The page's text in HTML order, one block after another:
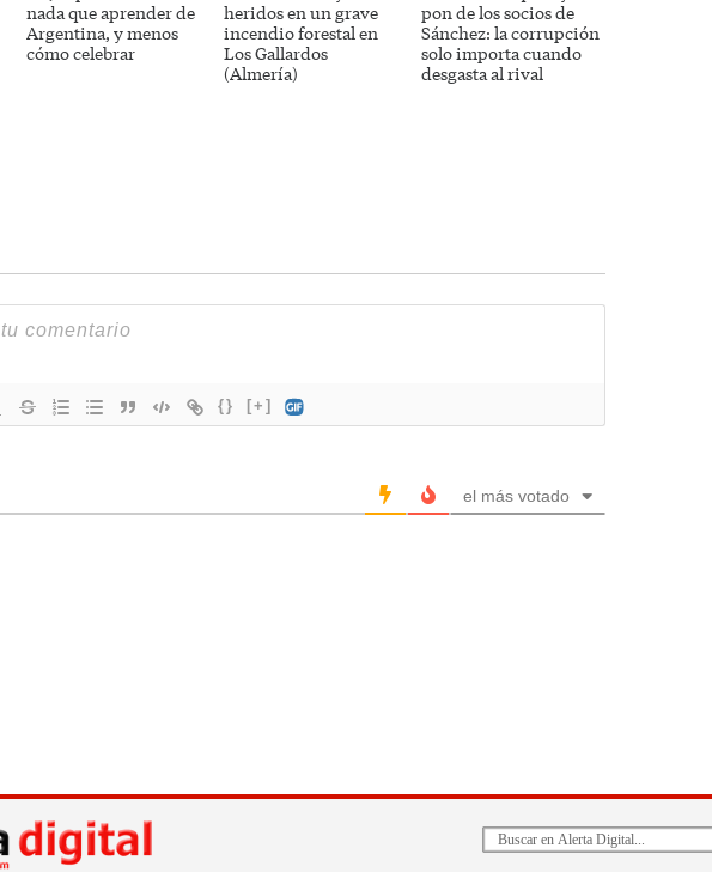
nada que aprender de
Argentina, y menos
cómo celebrar
heridos en un grave
incendio forestal en
Los Gallardos
(Almería)
pon de los socios de
Sánchez: la corrupción
solo importa cuando
desgasta al rival
{} [+]
el más votado